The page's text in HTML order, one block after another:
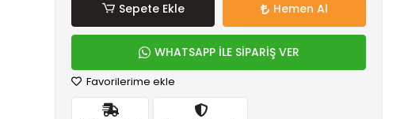
Sepete Ekle Hemen Al
WHATSAPP İLE SİPARİŞ VER
Favorilerime ekle